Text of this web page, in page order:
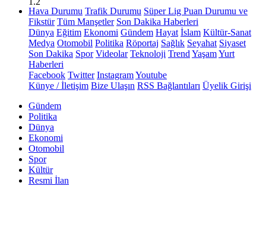
Hava Durumu Trafik Durumu Süper Lig Puan Durumu ve
Fikstür Tüm Manşetler Son Dakika Haberleri
Dünya Eğitim Ekonomi Gündem Hayat İslam Kültür-Sanat
Medya Otomobil Politika Röportaj Sağlık Seyahat Siyaset
Son Dakika Spor Videolar Teknoloji Trend YaşamYurt
Haberleri
Facebook Twitter InstagramYoutube
Künye / İletişim Bize Ulaşın RSS Bağlantıları Üyelik Girişi
Gündem
Politika
Dünya
Ekonomi
Otomobil
Spor
Kültür
Resmi İlan